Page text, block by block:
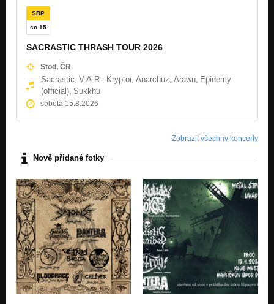
SRP
so 15
SACRASTIC THRASH TOUR 2026
Stod, ČR
Sacrastic, V.A.R., Kryptor, Anarchuz, Arawn, Epidemy
(official), Sukkhu
sobota 15.8.2026
Zobrazit všechny koncerty
Nově přidané fotky